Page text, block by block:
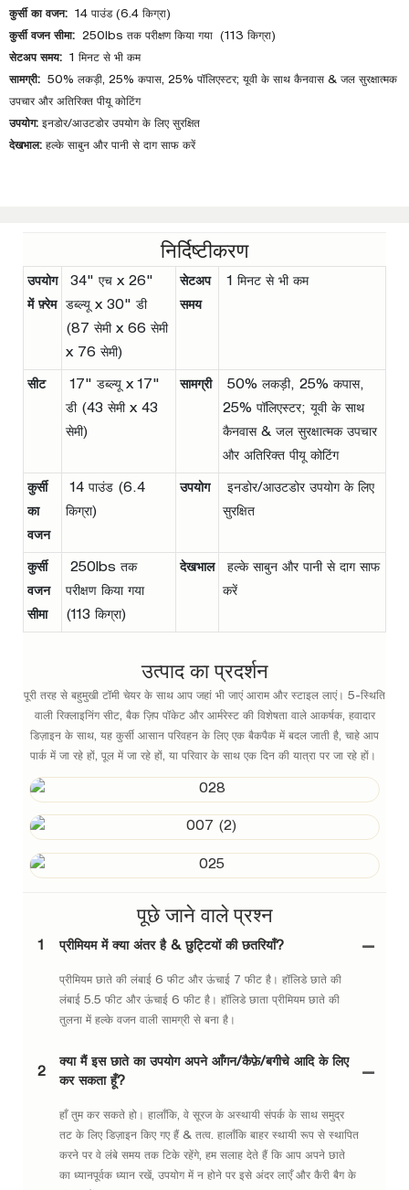
कुर्सी का वजन:
14 पाउंड (6.4 किग्रा)
कुर्सी वजन सीमा:
250lbs तक परीक्षण किया गया (113 किग्रा)
सेटअप समय:
1 मिनट से भी कम
सामग्री:
50% लकड़ी, 25% कपास, 25% पॉलिएस्टर; यूवी के साथ कैनवास & जल सुरक्षात्मक
उपचार और अतिरिक्त पीयू कोटिंग
उपयोग: इनडोर/आउटडोर उपयोग के लिए सुरक्षित
देखभाल: हल्के साबुन और पानी से दाग साफ करें
निर्दिष्टीकरण
उपयोग
में फ़्रेम
34" एच x 26"
डब्ल्यू x 30" डी
(87 सेमी x 66 सेमी
x 76 सेमी)
सेटअप
समय
1 मिनट से भी कम
सीट
17" डब्ल्यू x 17"
डी (43 सेमी x 43
सेमी)
सामग्री
50% लकड़ी, 25% कपास,
25% पॉलिएस्टर; यूवी के साथ
कैनवास & जल सुरक्षात्मक उपचार
और अतिरिक्त पीयू कोटिंग
कुर्सी
का
वजन
14 पाउंड (6.4
किग्रा)
उपयोग
इनडोर/आउटडोर उपयोग के लिए
सुरक्षित
कुर्सी
वजन
सीमा
250lbs तक
परीक्षण किया गया
(113 किग्रा)
देखभाल
हल्के साबुन और पानी से दाग साफ
करें
उत्पाद का प्रदर्शन
पूरी तरह से बहुमुखी टॉमी चेयर के साथ आप जहां भी जाएं आराम और स्टाइल लाएं। 5-स्थिति
वाली रिक्लाइनिंग सीट, बैक ज़िप पॉकेट और आर्मरेस्ट की विशेषता वाले आकर्षक, हवादार
डिज़ाइन के साथ, यह कुर्सी आसान परिवहन के लिए एक बैकपैक में बदल जाती है, चाहे आप
पार्क में जा रहे हों, पूल में जा रहे हों, या परिवार के साथ एक दिन की यात्रा पर जा रहे हों।
पूछे जाने वाले प्रश्न
1 प्रीमियम में क्या अंतर है & छुट्टियों की छतरियाँ?
प्रीमियम छाते की लंबाई 6 फीट और ऊंचाई 7 फीट है। हॉलिडे छाते की
लंबाई 5.5 फीट और ऊंचाई 6 फीट है। हॉलिडे छाता प्रीमियम छाते की
तुलना में हल्के वजन वाली सामग्री से बना है।
2
क्या मैं इस छाते का उपयोग अपने आँगन/कैफ़े/बगीचे आदि के लिए
कर सकता हूँ?
हाँ तुम कर सकते हो। हालाँकि, वे सूरज के अस्थायी संपर्क के साथ समुद्र
तट के लिए डिज़ाइन किए गए हैं & तत्व. हालाँकि बाहर स्थायी रूप से स्थापित
करने पर वे लंबे समय तक टिके रहेंगे, हम सलाह देते हैं कि आप अपने छाते
का ध्यानपूर्वक ध्यान रखें, उपयोग में न होने पर इसे अंदर लाएँ और कैरी बैग के